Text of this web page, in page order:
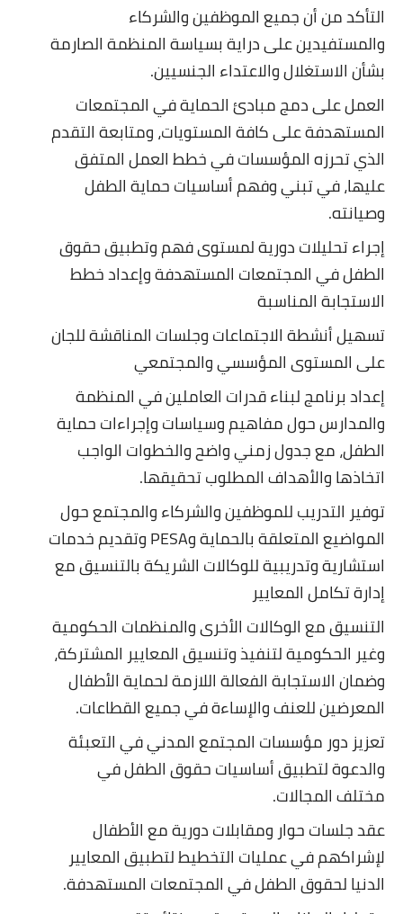
التأكد من أن جميع الموظفين والشركاء
والمستفيدين على دراية بسياسة المنظمة الصارمة
بشأن الاستغلال والاعتداء الجنسيين.
العمل على دمج مبادئ الحماية في المجتمعات
المستهدفة على كافة المستويات، ومتابعة التقدم
الذي تحرزه المؤسسات في خطط العمل المتفق
عليها، في تبني وفهم أساسيات حماية الطفل
وصيانته.
إجراء تحليلات دورية لمستوى فهم وتطبيق حقوق
الطفل في المجتمعات المستهدفة وإعداد خطط
الاستجابة المناسبة
تسهيل أنشطة الاجتماعات وجلسات المناقشة للجان
على المستوى المؤسسي والمجتمعي
إعداد برنامج لبناء قدرات العاملين في المنظمة
والمدارس حول مفاهيم وسياسات وإجراءات حماية
الطفل، مع جدول زمني واضح والخطوات الواجب
اتخاذها والأهداف المطلوب تحقيقها.
توفير التدريب للموظفين والشركاء والمجتمع حول
المواضيع المتعلقة بالحماية وPESA وتقديم خدمات
استشارية وتدريبية للوكالات الشريكة بالتنسيق مع
إدارة تكامل المعايير
التنسيق مع الوكالات الأخرى والمنظمات الحكومية
وغير الحكومية لتنفيذ وتنسيق المعايير المشتركة،
وضمان الاستجابة الفعالة اللازمة لحماية الأطفال
المعرضين للعنف والإساءة في جميع القطاعات.
تعزيز دور مؤسسات المجتمع المدني في التعبئة
والدعوة لتطبيق أساسيات حقوق الطفل في
مختلف المجالات.
عقد جلسات حوار ومقابلات دورية مع الأطفال
لإشراكهم في عمليات التخطيط لتطبيق المعايير
الدنيا لحقوق الطفل في المجتمعات المستهدفة.